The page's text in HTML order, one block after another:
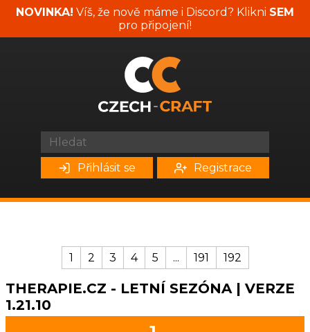
NOVINKA! Víš, že nově máme i Discord? Klikni SEM
pro připojení!
Přihlásit se Registrace
1 2 3 4 5 ... 191 192
THERAPIE.CZ - LETNÍ SEZÓNA | VERZE
1.21.10